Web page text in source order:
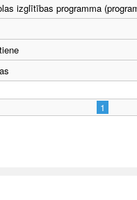
izglītības programma
1